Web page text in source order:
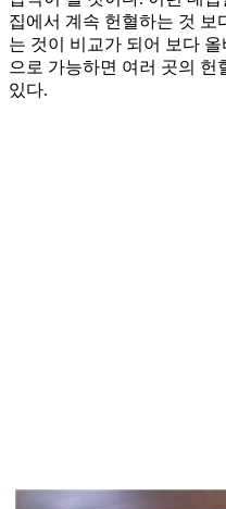
집에서 계속 헌혈하는 것 보
는 것이 비교가 되어 보다
으로 가능하면 여러 곳의 헌
있다.